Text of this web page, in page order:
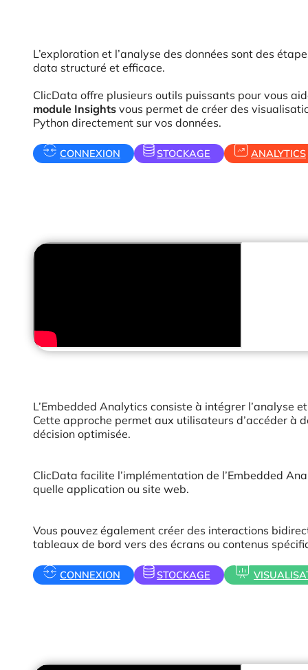
L’exploration et l’analyse des données sont des
data structuré et efficace.
ClicData offre plusieurs outils puissants pour vous
module Insights vous permet de créer des
Python directement sur vos données.
CONNEXION STOCKAGE ANALYTICS
L’Embedded Analytics consiste à intégrer l’analyse
Cette approche permet aux utilisateurs d’accéder à
décision optimisée.
ClicData facilite l’implémentation de l’Embedded
quelle application ou site web.
Vous pouvez également créer des interactions
tableaux de bord vers des écrans ou contenus
CONNEXION STOCKAGE